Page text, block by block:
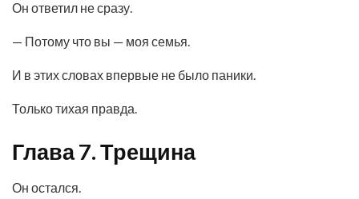
Он ответил не сразу.
— Потому что вы — моя семья.
И в этих словах впервые не было паники.
Только тихая правда.
Глава 7. Трещина
Он остался.